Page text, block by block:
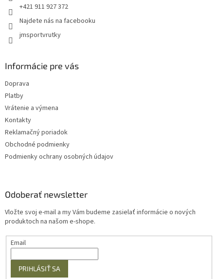
+421 911 927 372
Najdete nás na facebooku
jmsportvrutky
Informácie pre vás
Doprava
Platby
Vrátenie a výmena
Kontakty
Reklamačný poriadok
Obchodné podmienky
Podmienky ochrany osobných údajov
Odoberať newsletter
Vložte svoj e-mail a my Vám budeme zasielať informácie o nových
produktoch na našom e-shope.
Email
PRIHLÁSIŤ SA